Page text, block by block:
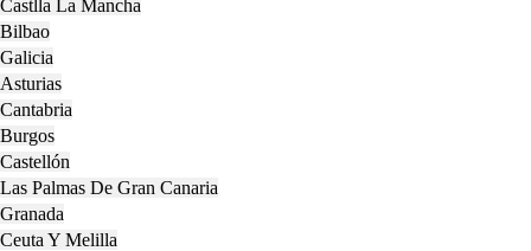
Castlla La Mancha
Bilbao
Galicia
Asturias
Cantabria
Burgos
Castellón
Las Palmas De Gran Canaria
Granada
Ceuta Y Melilla